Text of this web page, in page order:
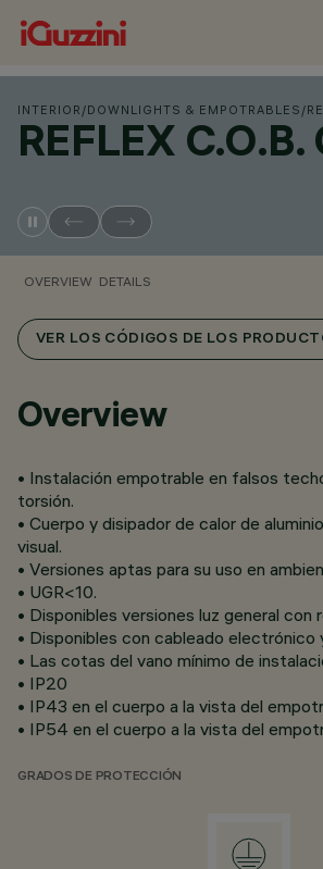
INTERIOR /DOWNLIGHTS & EMPOTRABLES /
REFLEX
OVERVIEW DETAILS
VER LOS CÓDIGOS DE LOS
Overview
• Instalación empotrable en falsos
torsión.
• Cuerpo y disipador de calor de
visual.
• Versiones aptas para su uso en
• UGR<10.
• Disponibles versiones luz general con
• Disponibles con cableado electrónico
• Las cotas del vano mínimo de
• IP20
• IP43 en el cuerpo a la vista del
• IP54 en el cuerpo a la vista del
GRADOS DE PROTECCIÓN